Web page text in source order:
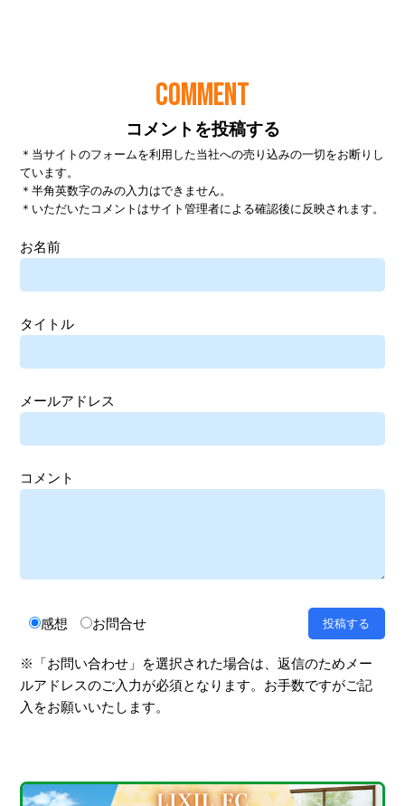
COMMENT
コメントを投稿する
＊当サイトのフォームを利用した当社への売り込みの一切をお断りし
ています。
＊半角英数字のみの入力はできません。
＊いただいたコメントはサイト管理者による確認後に反映されます。
お名前
タイトル
メールアドレス
コメント
感想 お問合せ
※「お問い合わせ」を選択された場合は、返信のためメー
ルアドレスのご入力が必須となります。お手数ですがご記
入をお願いいたします。